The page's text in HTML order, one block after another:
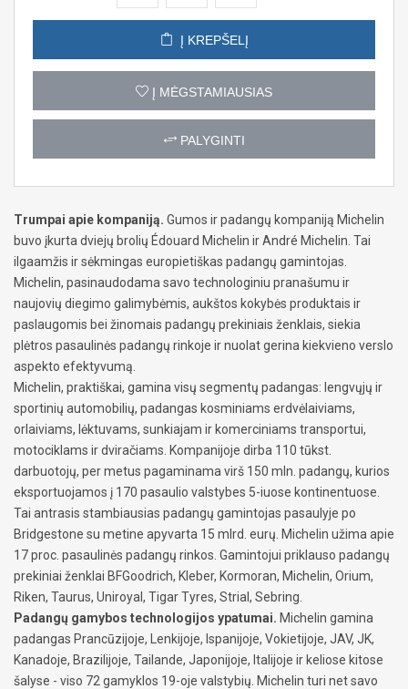
Į KREPŠELĮ
Į MĖGSTAMIAUSIAS
PALYGINTI
Trumpai apie kompaniją. Gumos ir padangų kompaniją Michelin
buvo įkurta dviejų brolių Édouard Michelin ir André Michelin. Tai
ilgaamžis ir sėkmingas europietiškas padangų gamintojas.
Michelin, pasinaudodama savo technologiniu pranašumu ir
naujovių diegimo galimybėmis, aukštos kokybės produktais ir
paslaugomis bei žinomais padangų prekiniais ženklais, siekia
plėtros pasaulinės padangų rinkoje ir nuolat gerina kiekvieno verslo
aspekto efektyvumą.
Michelin, praktiškai, gamina visų segmentų padangas: lengvųjų ir
sportinių automobilių, padangas kosminiams erdvėlaiviams,
orlaiviams, lėktuvams, sunkiajam ir komerciniams transportui,
motociklams ir dviračiams. Kompanijoje dirba 110 tūkst.
darbuotojų, per metus pagaminama virš 150 mln. padangų, kurios
eksportuojamos į 170 pasaulio valstybes 5-iuose kontinentuose.
Tai antrasis stambiausias padangų gamintojas pasaulyje po
Bridgestone su metine apyvarta 15 mlrd. eurų. Michelin užima apie
17 proc. pasaulinės padangų rinkos. Gamintojui priklauso padangų
prekiniai ženklai BFGoodrich, Kleber, Kormoran, Michelin, Orium,
Riken, Taurus, Uniroyal, Tigar Tyres, Strial, Sebring.
Padangų gamybos technologijos ypatumai. Michelin gamina
padangas Prancūzijoje, Lenkijoje, Ispanijoje, Vokietijoje, JAV, JK,
Kanadoje, Brazilijoje, Tailande, Japonijoje, Italijoje ir keliose kitose
šalyse - viso 72 gamyklos 19-oje valstybių. Michelin turi net savo